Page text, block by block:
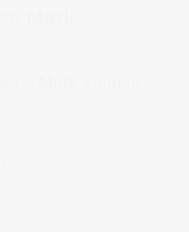
Mark
Mark Vitamin